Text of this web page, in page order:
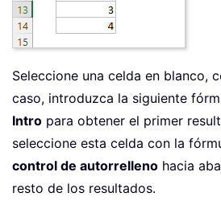
Seleccione una celda en blanco,
caso, introduzca la siguiente
Intro para obtener el primer
seleccione esta celda con la
control de autorrelleno hacia
resto de los resultados.